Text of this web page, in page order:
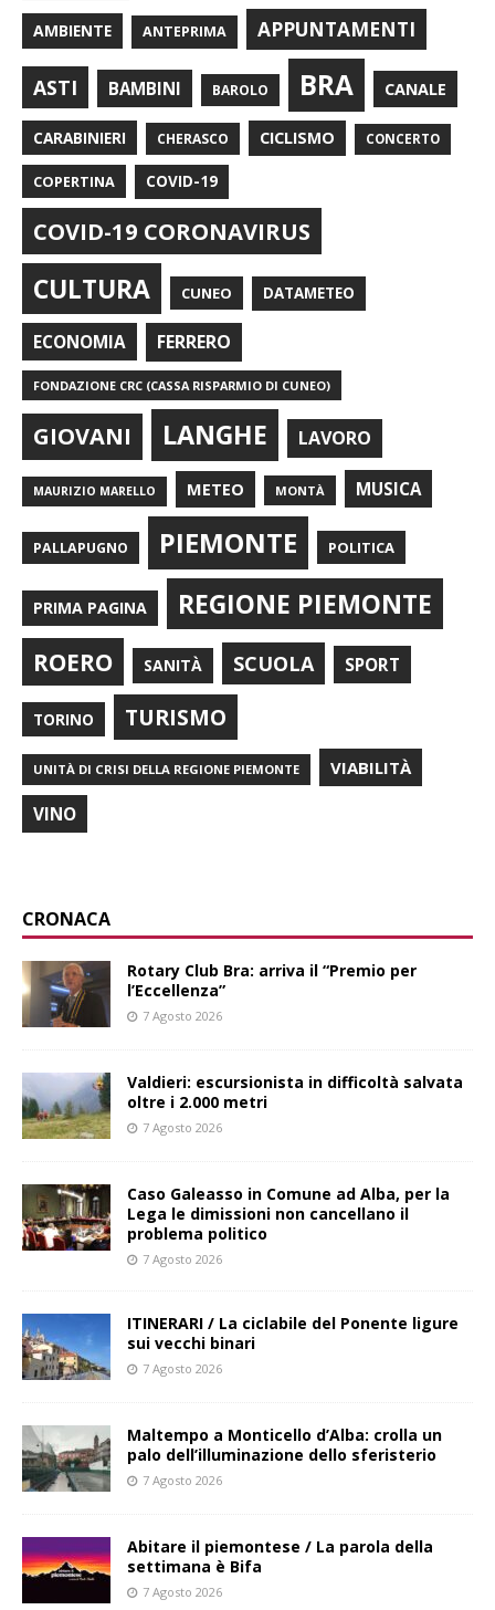
AMBIENTE ANTEPRIMA APPUNTAMENTI
ASTI BAMBINI BAROLO BRA CANALE
CARABINIERI CHERASCO CICLISMO CONCERTO
COPERTINA COVID-19
COVID-19 CORONAVIRUS
CULTURA CUNEO DATAMETEO
ECONOMIA FERRERO
FONDAZIONE CRC (CASSA RISPARMIO DI CUNEO)
GIOVANI LANGHE LAVORO
MAURIZIO MARELLO METEO MONTÀ MUSICA
PALLAPUGNO PIEMONTE POLITICA
PRIMA PAGINA REGIONE PIEMONTE
ROERO SANITÀ SCUOLA SPORT
TORINO TURISMO
UNITÀ DI CRISI DELLA REGIONE PIEMONTE VIABILITÀ
VINO
CRONACA
Rotary Club Bra: arriva il “Premio per
l’Eccellenza”
7 Agosto 2026
Valdieri: escursionista in difficoltà salvata
oltre i 2.000 metri
7 Agosto 2026
Caso Galeasso in Comune ad Alba, per la
Lega le dimissioni non cancellano il
problema politico
7 Agosto 2026
ITINERARI / La ciclabile del Ponente ligure
sui vecchi binari
7 Agosto 2026
Maltempo a Monticello d’Alba: crolla un
palo dell’illuminazione dello sferisterio
7 Agosto 2026
Abitare il piemontese / La parola della
settimana è Bifa
7 Agosto 2026